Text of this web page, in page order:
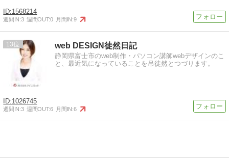
1568214
週間IN:3 週間OUT:0 月間IN:9
13 web DESIGN徒然日記
静岡県富士市のweb制作・パソコン講師webデザインのこ
と、最近気になっていることを吊徒然とつづります。
1026745
週間IN:3 週間OUT:6 月間IN:6